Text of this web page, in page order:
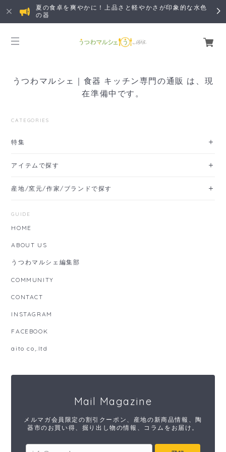
夏の食卓を爽やかに！上品さと軽やかさが印象的な水色
の器
うつわマルシェ｜食器 キッチン専門の通販 は、現
在準備中です。
CATEGORIES
特集
アイテムで探す
産地/窯元/作家/ブランドで探す
GUIDE
HOME
ABOUT US
うつわマルシェ編集部
COMMUNITY
CONTACT
INSTAGRAM
FACEBOOK
aito co,.ltd
Mail Magazine
メルマガ会員限定の割引クーポン、産地の新商品情報、陶
器市のお買い得、掘り出し物の情報、コラムをお届け。